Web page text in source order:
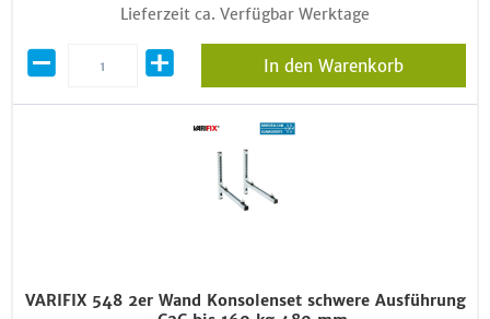
Lieferzeit ca. Verfügbar Werktage
In den Warenkorb
VARIFIX 548 2er Wand Konsolenset schwere Ausführung